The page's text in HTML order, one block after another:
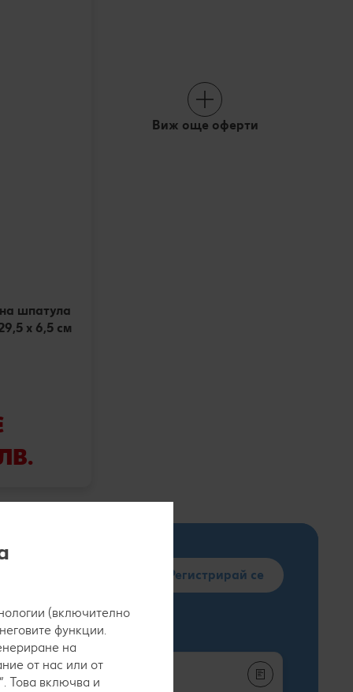
шпатула
х 6,5 см
Виж още оферти
Регистрирай се
(включително
функции.
на
от нас или от
Това включва и